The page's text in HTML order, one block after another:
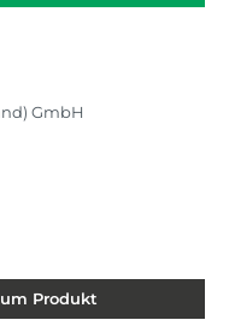
GmbH
Produkt